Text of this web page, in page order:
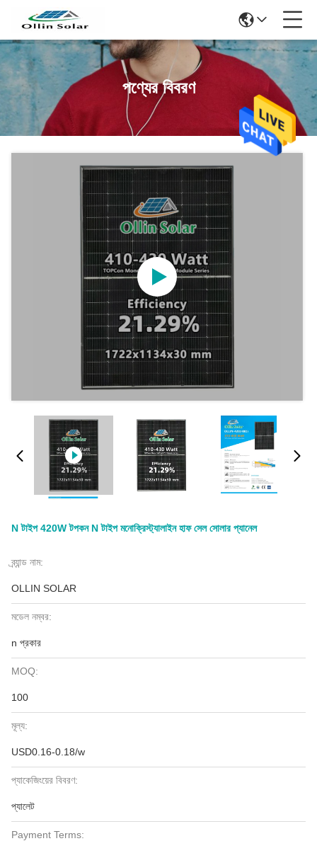
পণ্যের বিবরণ
N টাইপ 420W টপকন N টাইপ মনোক্রিস্ট্যালাইন হাফ সেল সোলার প্যানেল
ব্র্যান্ড নাম:
OLLIN SOLAR
মডেল নম্বর:
n প্রকার
MOQ:
100
মূল্য:
USD0.16-0.18/w
প্যাকেজিংয়ের বিবরণ:
প্যালেট
Payment Terms: